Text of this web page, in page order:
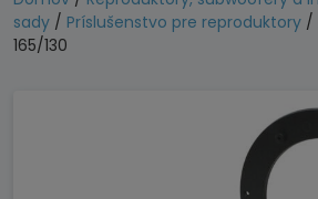
sady / Príslušenstvo pre reproduktory /
165/130